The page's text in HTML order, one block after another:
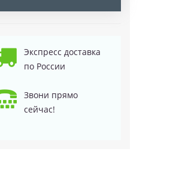
Экспресс доставка
по России
Звони прямо
сейчас!